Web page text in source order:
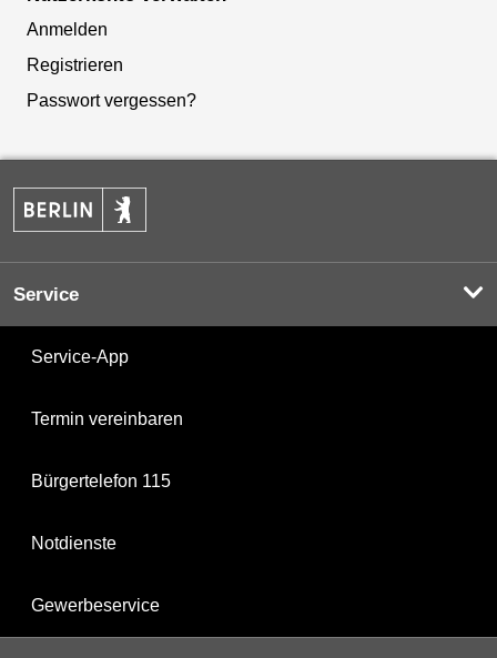
Anmelden
Registrieren
Passwort vergessen?
Service
Service-App
Termin vereinbaren
Bürgertelefon 115
Notdienste
Gewerbeservice